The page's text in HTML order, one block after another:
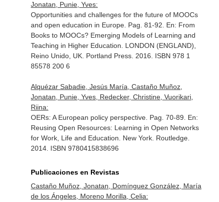
Jonatan, Punie, Yves:
Opportunities and challenges for the future of MOOCs
and open education in Europe. Pag. 81-92. En: From
Books to MOOCs? Emerging Models of Learning and
Teaching in Higher Education . LONDON (ENGLAND),
Reino Unido, UK. Portland Press. 2016. ISBN 978 1
85578 200 6
Alquézar Sabadie, Jesús María, Castaño Muñoz,
Jonatan, Punie, Yves, Redecker, Christine, Vuorikari,
Riina:
OERs: A European policy perspective. Pag. 70-89. En:
Reusing Open Resources: Learning in Open Networks
for Work, Life and Education . New York. Routledge.
2014. ISBN 9780415838696
Publicaciones en Revistas
Castaño Muñoz, Jonatan, Domínguez González, María
de los Ángeles, Moreno Morilla, Celia: